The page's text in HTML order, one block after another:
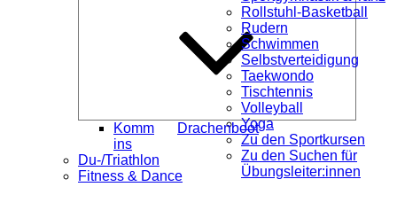
Komm
ins
Drachenboot
Du-/Triathlon
Fitness & Dance
Rollstuhl-Basketball
Rudern
Schwimmen
Selbstverteidigung
Taekwondo
Tischtennis
Volleyball
Yoga
Zu den Sportkursen
Zu den Suchen für
Übungsleiter:innen